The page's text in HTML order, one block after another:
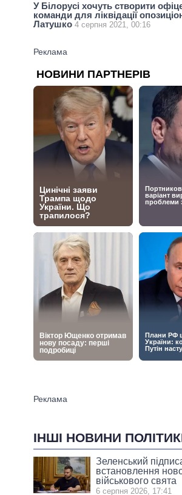
У Білорусі хочуть створити
команди для ліквідації
Латушко 4 серпня 2021, 00:16
ІНШІ НОВИНИ
Зеленський
встановлення
військового свята
6 серпня 2026, 17:41